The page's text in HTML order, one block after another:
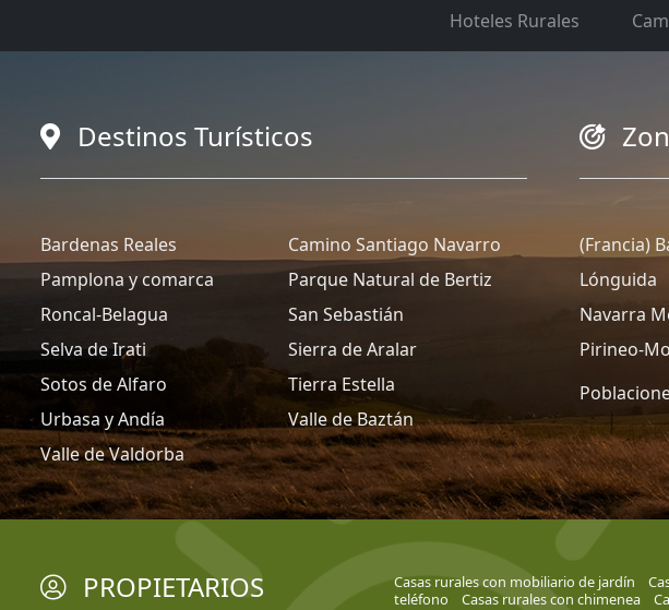
Hoteles Rurales
Destinos Turísticos
Bardenas Reales
Camino Santiago Navarro
Pamplona y comarca
Parque Natural de Bertiz
Roncal-Belagua
San Sebastián
Selva de Irati
Sierra de Aralar
Sotos de Alfaro
Tierra Estella
Urbasa y Andía
Valle de Baztán
Valle de Valdorba
(Francia)
Lónguida
Navarra
Pirineo-
PROPIETARIOS Casas rurales con mobiliario de jardín
teléfono
Casas rurales con chimenea